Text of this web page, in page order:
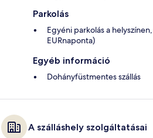
Parkolás
Egyéni parkolás a
EURnaponta)
Egyéb információ
Dohányfüstmentes szállás
A szálláshely szolgáltatásai